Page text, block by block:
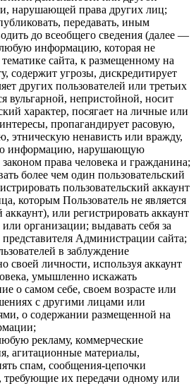
нарушающей права других лиц;
передавать, иным
до всеобщего сведения (далее —
информацию, которая не
тематике сайта, к размещенному на
содержит угрозы, дискредитирует
других пользователей или третьих
вульгарной, непристойной, носит
характер, посягает на личные или
пропагандирует расовую,
этническую ненависть или вражду,
информацию, нарушающую
права человека и гражданина;
более чем один пользовательский
пользовательский аккаунт
которым Пользователь не является
или регистрировать аккаунт
организации; выдавать себя за
представителя Администрации сайта;
в заблуждение
своей личности, используя аккаунт
умышленно искажать
о самом себе, своем возрасте или
с другими лицами или
о содержании размещенной на
рекламу, коммерческие
агитационные материалы,
спам, сообщения-цепочки
требующие их передачи одному или